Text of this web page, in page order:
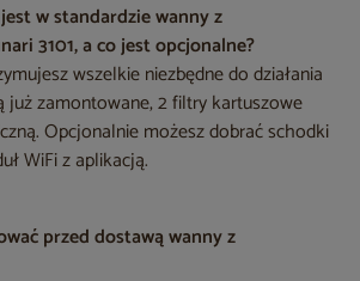
w standardzie wanny z
3101, a co jest opcjonalne?
wszelkie niezbędne do działania
już zamontowane, 2 filtry kartuszowe
Opcjonalnie możesz dobrać schodki
WiFi z aplikacją.
przed dostawą wanny z